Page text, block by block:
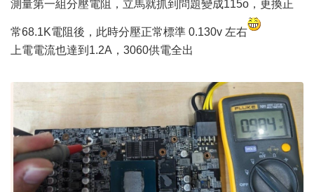
測量第一組分壓電阻，立馬就抓到問題變成115o，更換正
常68.1K電阻後，此時分壓正常標準 0.130v 左右
上電電流也達到1.2A，3060供電全出